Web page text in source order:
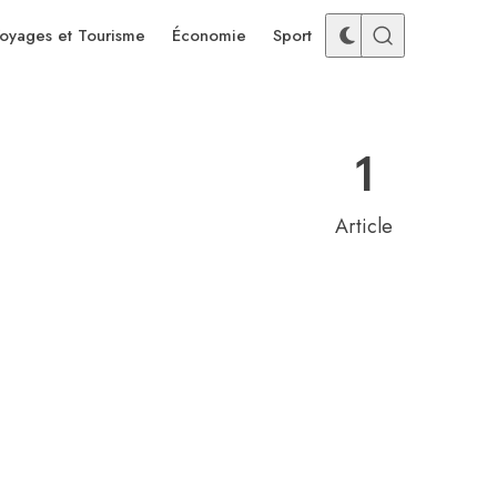
et Tourisme Économie Sport
1
Article